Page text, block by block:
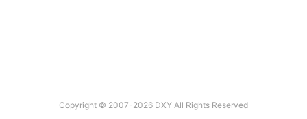
Copyright © 2007-2026 DXY All Rights Reserved